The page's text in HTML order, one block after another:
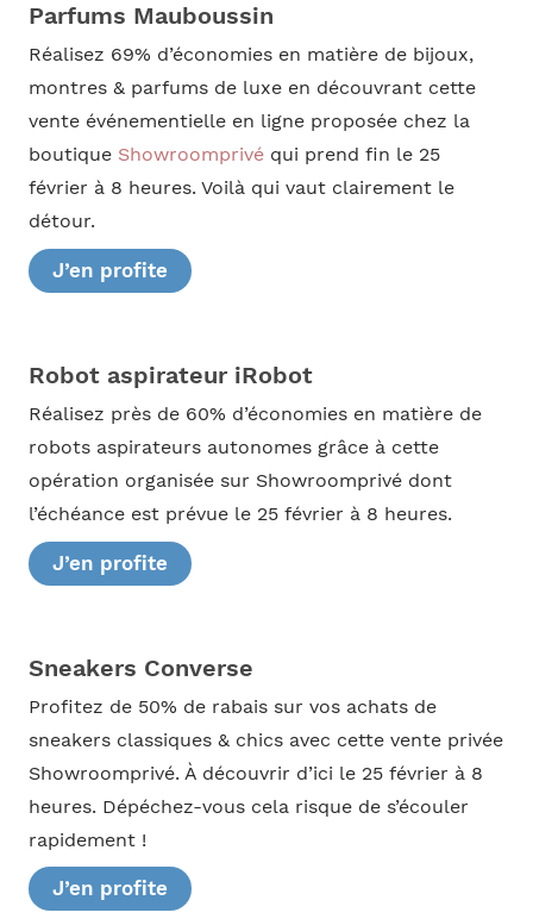
Parfums Mauboussin
Réalisez 69% d’économies en matière de bijoux,
montres & parfums de luxe en découvrant cette
vente événementielle en ligne proposée chez la
boutique Showroomprivéqui prend fin le 25
février à 8 heures. Voilà qui vaut clairement le
détour.
J’en profite
Robot aspirateur iRobot
Réalisez près de 60% d’économies en matière de
robots aspirateurs autonomes grâce à cette
opération organisée sur Showroomprivé dont
l’échéance est prévue le 25 février à 8 heures.
J’en profite
Sneakers Converse
Profitez de 50% de rabais sur vos achats de
sneakers classiques & chics avec cette vente privée
Showroomprivé. À découvrir d’ici le 25 février à 8
heures. Dépéchez-vous cela risque de s’écouler
rapidement !
J’en profite